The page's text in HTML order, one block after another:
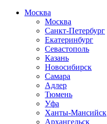
Москва
Москва
Санкт-Петербург
Екатеринбург
Севастополь
Казань
Новосибирск
Самара
Адлер
Тюмень
Уфа
Ханты-Мансийск
Архангельск